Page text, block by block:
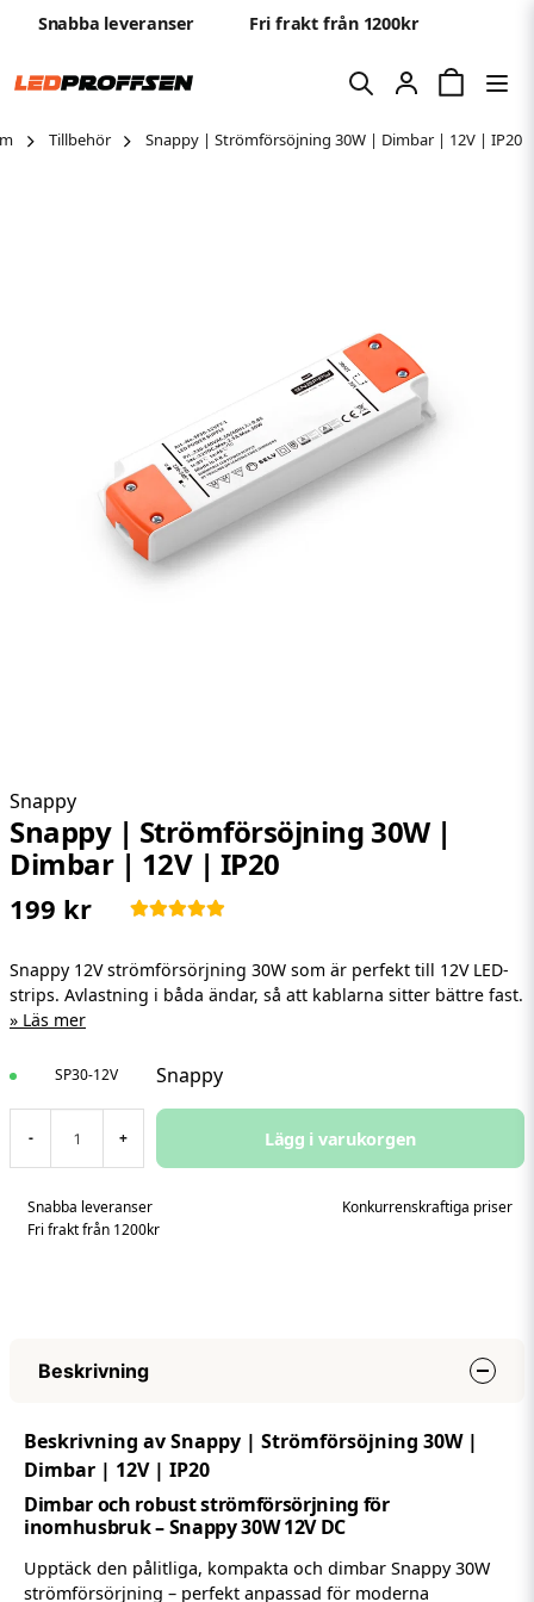
Snabba leveranser Fri frakt från 1200kr
Tillbehör Snappy | Strömförsöjning 30W | Dimbar | 12V | IP20
Snappy
Snappy | Strömförsöjning 30W |
Dimbar | 12V | IP20
199 kr
Snappy 12V strömförsörjning 30W som är perfekt till 12V LED-
strips. Avlastning i båda ändar, så att kablarna sitter bättre fast.
Läs mer
SP30-12V Snappy
- + Lägg i varukorgen
Snabba leveranser
Konkurrenskraftiga priser
Fri frakt från 1200kr
Beskrivning
Beskrivning av Snappy | Strömförsöjning 30W |
Dimbar | 12V | IP20
Dimbar och robust strömförsörjning för
inomhusbruk – Snappy 30W 12V DC
Upptäck den pålitliga, kompakta och dimbar Snappy 30W
strömförsörjning – perfekt anpassad för moderna